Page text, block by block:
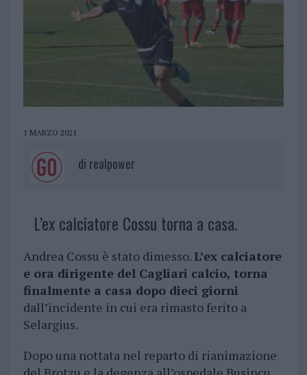
1 MARZO 2021
di realpower
L’ex calciatore Cossu torna a casa.
Andrea Cossu è stato dimesso.L’ex calciatore
e ora dirigente del Cagliari calcio, torna
finalmente a casa dopo dieci giorni
dall’incidente in cui era rimasto ferito a
Selargius.
Dopo una nottata nel reparto di rianimazione